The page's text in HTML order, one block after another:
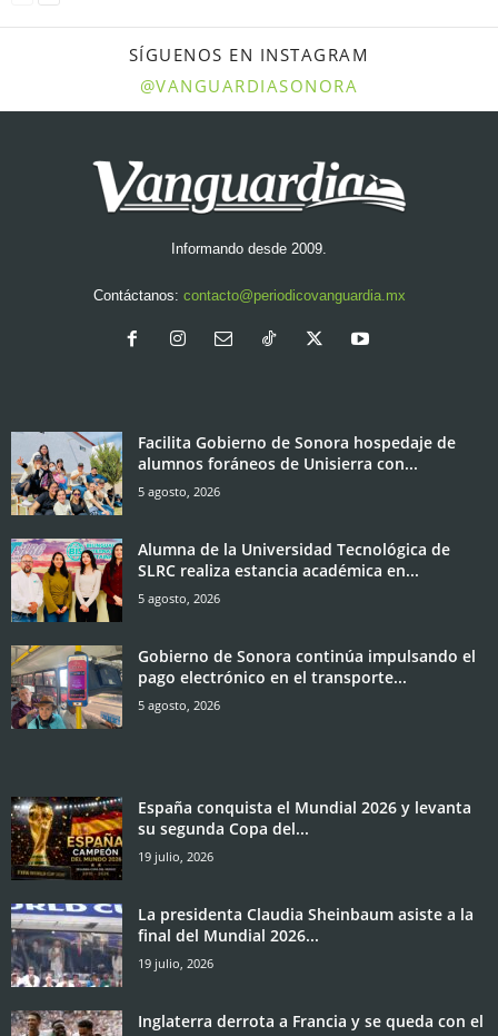
SÍGUENOS EN INSTAGRAM
@VANGUARDIASONORA
Informando desde 2009.
Contáctanos: contacto@periodicovanguardia.mx
Facilita Gobierno de Sonora hospedaje de
alumnos foráneos de Unisierra con...
5 agosto, 2026
Alumna de la Universidad Tecnológica de
SLRC realiza estancia académica en...
5 agosto, 2026
Gobierno de Sonora continúa impulsando el
pago electrónico en el transporte...
5 agosto, 2026
España conquista el Mundial 2026 y levanta
su segunda Copa del...
19 julio, 2026
La presidenta Claudia Sheinbaum asiste a la
final del Mundial 2026...
19 julio, 2026
Inglaterra derrota a Francia y se queda con el